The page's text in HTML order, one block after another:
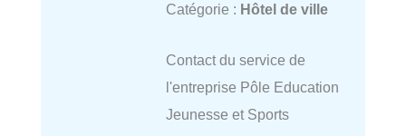
Catégorie : Hôtel de ville
Contact du service de
l'entreprise Pôle Education
Jeunesse et Sports